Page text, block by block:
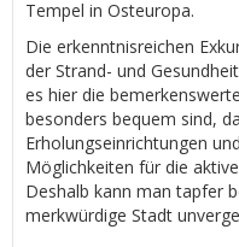
Tempel in Osteuropa.
Die erkenntnisreichen
der Strand- und
es hier die
besonders bequem sind,
Erholungseinrichtungen
Möglichkeiten für die
Deshalb kann man tapfer
merkwürdige Stadt